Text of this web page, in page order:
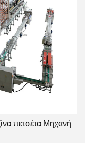
πετσέτα Μηχανή